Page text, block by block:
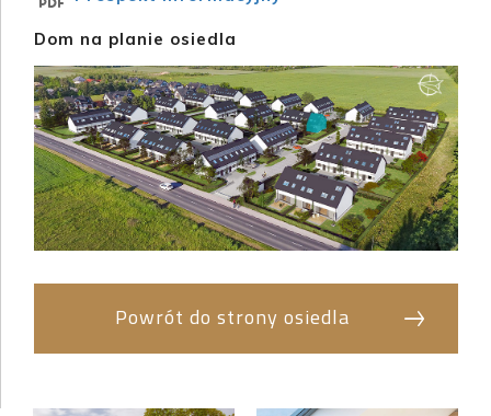
Dom na planie osiedla
Powrót do strony osiedla